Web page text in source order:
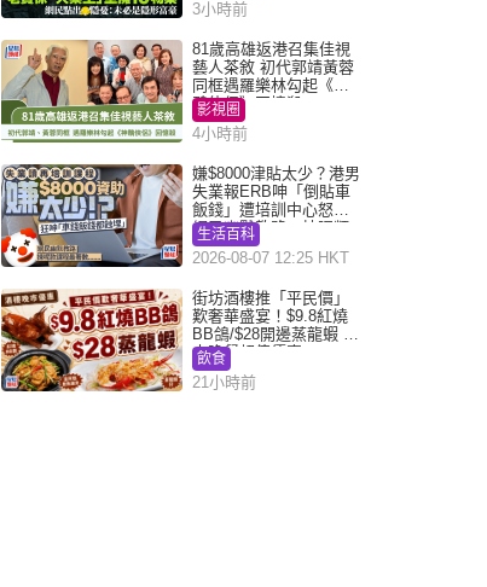
3小時前
81歲高雄返港召集佳視
藝人茶敘 初代郭靖黃蓉
同框遇羅樂林勾起《神
鵰俠侶》回憶殺
影視圈
4小時前
嫌$8000津貼太少？港男
失業報ERB呻「倒貼車
飯錢」遭培訓中心怒轟
網民幽默教路：揀呢類
課程唔會蝕...
生活百科
2026-08-07 12:25 HKT
街坊酒樓推「平民價」
歎奢華盛宴！$9.8紅燒
BB鴿/$28開邊蒸龍蝦 3
大晚餐超值優惠
飲食
21小時前